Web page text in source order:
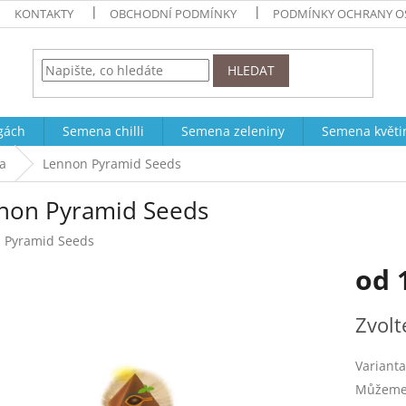
KONTAKTY OBCHODNÍ PODMÍNKY PODMÍNKY OCHRANY
HLEDAT
Semena chilli Semena zeleniny Semena
Lennon Pyramid Seeds
Pyramid Seeds
Pyramid Seeds
od
cena:
Varianta